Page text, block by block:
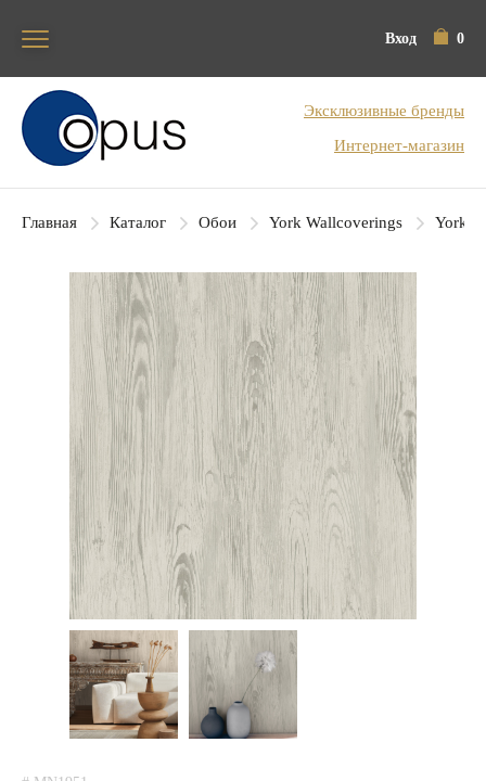
Вход 0
Блок поиска
Эксклюзивные бренды
Интернет-магазин
Главная Каталог Обои York Wallcoverings York